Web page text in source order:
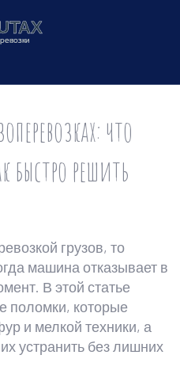
что
быстро решить
грузов, то
машина отказывает в
В этой статье
поломки, которые
и мелкой техники, а
устранить без лишних